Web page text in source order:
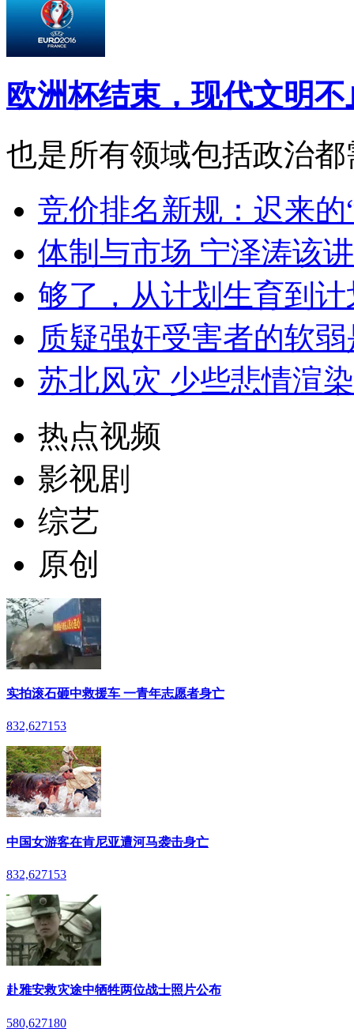
欧洲杯结束，现代文明不
也是所有领域包括政治
竞价排名新规：迟来的
体制与市场 宁泽涛该
够了，从计划生育到
质疑强奸受害者的软
苏北风灾 少些悲情渲
热点视频
影视剧
综艺
原创
实拍滚石砸中救援车 一青年志愿者身亡
832,627153
中国女游客在肯尼亚遭河马袭击身亡
832,627153
赴雅安救灾途中牺牲两位战士照片公布
580,627180